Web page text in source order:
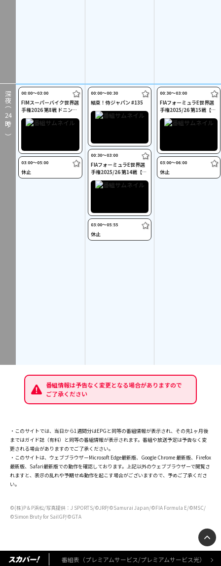
深夜（
24
時～）
00:00〜03:00
FIMスーパーバイク世界選
手権2026 第8戦 ドニント
ンパーク
03:00〜05:00
休止
00:00〜00:30
結束！侍ジャパン #135
00:30〜03:00
FIAフォーミュラE世界選
手権2025/26 第14戦【決
勝】東京
03:00〜05:55
休止
00:30〜03:00
FIAフォーミュラE世界選
手権2025/26 第15戦【決
勝】東京
03:00〜06:00
休止
番組情報は予告なく変更となる場合がありますので
ご了承ください
・このサイトでは、当日から1週間分はEPGと同等の番組情報が表示され、その先1ヶ月後
まではガイド誌（有料）と同等の番組情報が表示されます。番組や放送予定は予告なく変
更される場合がありますのでご了承ください。
・このサイトは、ウェブブラウザーMicrosoft Edge最新版、Google Chrome 最新版、Firefox
最新版、Safari最新版での動作を確認しております。上記以外のウェブブラウザーで閲覧さ
れますと、表示の乱れや予期せぬ動作を起こす場合がございますので、予めご了承くださ
い。
©(株)P＆P浜松/写真提供：J SPORTS/©JRP/©Samurai Japan/©FIA Formula E/©MSC/
©Simon Bruty for SailGP/©GTA
番組表（プレミアムサービス/プレミアムサービス光）